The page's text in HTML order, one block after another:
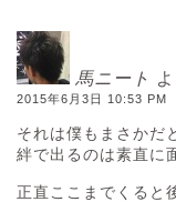
馬ニート
2015年6月3日 10:53 PM
それは僕もまさかだ
絆で出るのは素直に
正直ここまでくると